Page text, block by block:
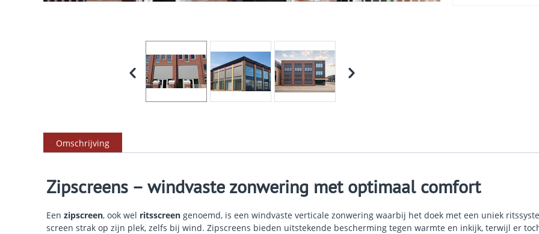
Omschrijving
Zipscreens – windvaste zonwering met optimaal comfort
Een zipscreen, ook wel ritsscreen genoemd, is een windvaste verticale zonwering waarbij het doek met een uniek
screen strak op zijn plek, zelfs bij wind. Zipscreens bieden uitstekende bescherming tegen warmte en inkijk, terwijl er